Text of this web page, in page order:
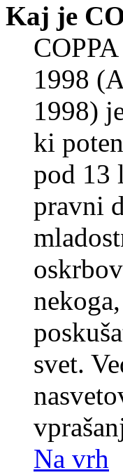
Kaj je
1998
1998)
ki
pod 13
pravni
svet.
Na vrh